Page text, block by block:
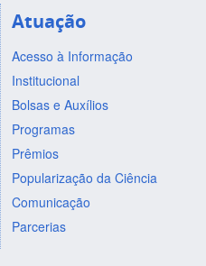
Atuação
Acesso à Informação
Institucional
Bolsas e Auxílios
Programas
Prêmios
Popularização da Ciência
Comunicação
Parcerias